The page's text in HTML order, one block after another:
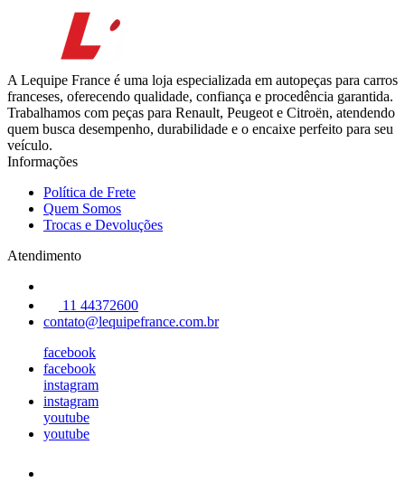
A Lequipe France é uma loja especializada em autopeças para carros
franceses, oferecendo qualidade, confiança e procedência garantida.
Trabalhamos com peças para Renault, Peugeot e Citroën, atendendo
quem busca desempenho, durabilidade e o encaixe perfeito para seu
veículo.
Informações
Política de Frete
Quem Somos
Trocas e Devoluções
Atendimento
11 44372600
contato@lequipefrance.com.br
facebook
facebook
instagram
instagram
youtube
youtube